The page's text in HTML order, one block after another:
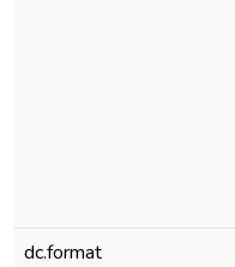
dc.format